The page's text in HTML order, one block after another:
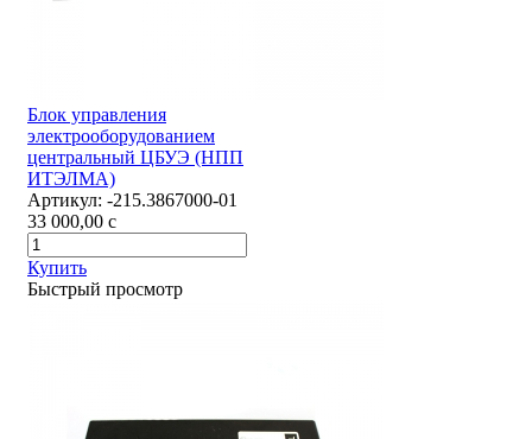
Блок управления
электрооборудованием
центральный ЦБУЭ (НПП
ИТЭЛМА)
Артикул: -215.3867000-01
33 000,00 c
Купить
Быстрый просмотр